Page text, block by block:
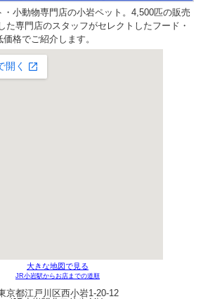
・小動物専門店の小岩ペット。4,500匹の販売
た専門店のスタッフがセレクトしたフード・
格でご紹介します。
大きな地図で見る
JR小岩駅からお店までの道順
京都江戸川区西小岩1-20-12